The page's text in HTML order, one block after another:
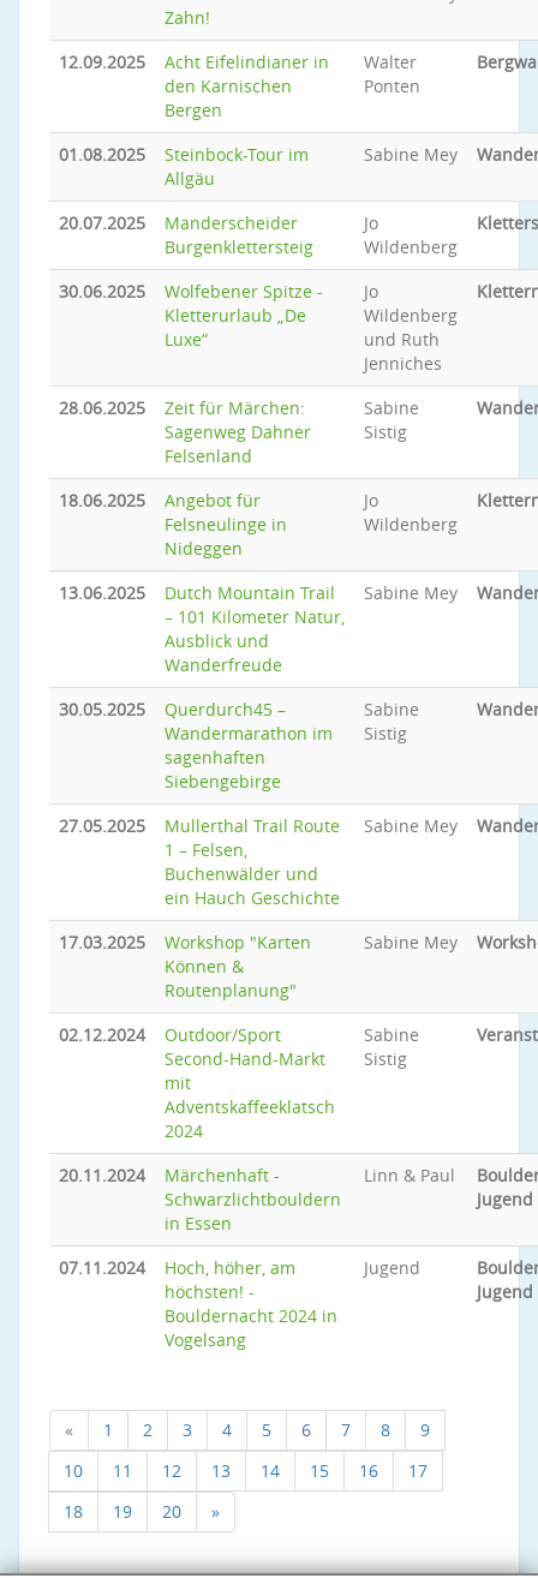
Zahn!
12.09.2025
Acht Eifelindianer in
den Karnischen
Bergen
Walter
Ponten
01.08.2025
Steinbock-Tour im
Allgäu
Sabine Mey
20.07.2025
Manderscheider
Burgenklettersteig
Jo
Wildenberg
30.06.2025
Wolfebener Spitze -
Kletterurlaub „De
Luxe“
Jo
Wildenberg
und Ruth
Jenniches
28.06.2025
Zeit für Märchen:
Sagenweg Dahner
Felsenland
Sabine
Sistig
18.06.2025
Angebot für
Felsneulinge in
Nideggen
Jo
Wildenberg
13.06.2025
Dutch Mountain Trail
– 101 Kilometer Natur,
Ausblick und
Wanderfreude
Sabine Mey
30.05.2025
Querdurch45 –
Wandermarathon im
sagenhaften
Siebengebirge
Sabine
Sistig
27.05.2025
Mullerthal Trail Route
1 – Felsen,
Buchenwälder und
ein Hauch Geschichte
Sabine Mey
17.03.2025
Workshop "Karten
Können &
Routenplanung"
Sabine Mey
02.12.2024
Outdoor/Sport
Second-Hand-Markt
mit
Adventskaffeeklatsch
2024
Sabine
Sistig
20.11.2024
Märchenhaft -
Schwarzlichtbouldern
in Essen
Linn & Paul
Jugend
07.11.2024
Hoch, höher, am
höchsten! -
Bouldernacht 2024 in
Vogelsang
Jugend
Jugend
« 1 2 3 4 5 6 7 8
9
10
11 12 13 14 15 16
17
18
19 20 »